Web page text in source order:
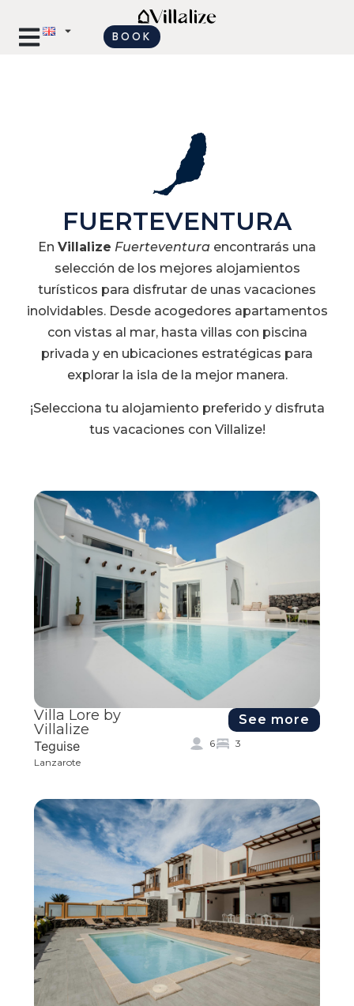
BOOK
FUERTEVENTURA
En Villalize Fuerteventura encontrarás una
selección de los mejores alojamientos
turísticos para disfrutar de unas vacaciones
inolvidables. Desde acogedores apartamentos
con vistas al mar, hasta villas con piscina
privada y en ubicaciones estratégicas para
explorar la isla de la mejor manera.
¡Selecciona tu alojamiento preferido y disfruta
tus vacaciones con Villalize!
Villa Lore by
Villalize
Teguise
Lanzarote
See more
6 3